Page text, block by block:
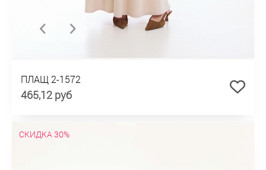
ПЛАЩ 2-1572
465,12 руб
СКИДКА 30%